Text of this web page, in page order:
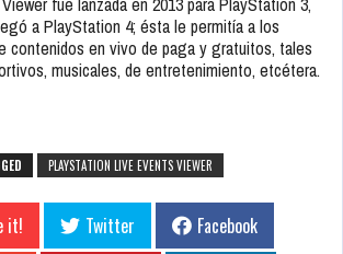
a PlayStation 4; ésta le permitía a los
contenidos en vivo de paga y gratuitos, tales
musicales, de entretenimiento, etcétera.
PLAYSTATION LIVE EVENTS VIEWER
it! Twitter
Facebook